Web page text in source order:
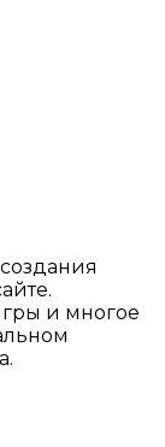
и многое